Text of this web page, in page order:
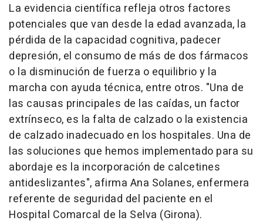
La evidencia científica refleja otros factores
potenciales que van desde la edad avanzada, la
pérdida de la capacidad cognitiva, padecer
depresión, el consumo de más de dos fármacos
o la disminución de fuerza o equilibrio y la
marcha con ayuda técnica, entre otros. "Una de
las causas principales de las caídas, un factor
extrínseco, es la falta de calzado o la existencia
de calzado inadecuado en los hospitales. Una de
las soluciones que hemos implementado para su
abordaje es la incorporación de calcetines
antideslizantes", afirma Ana Solanes, enfermera
referente de seguridad del paciente en el
Hospital Comarcal de la Selva (Girona).